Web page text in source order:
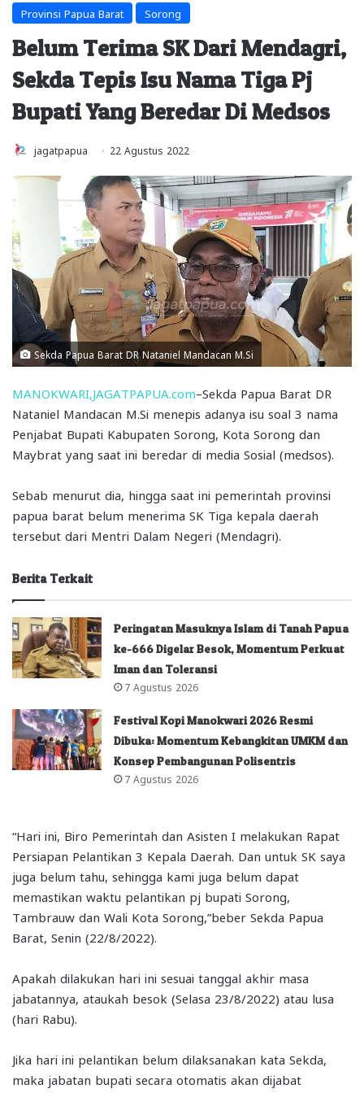
Provinsi Papua Barat Sorong
Belum Terima SK Dari Mendagri,
Sekda Tepis Isu Nama Tiga Pj
Bupati Yang Beredar Di Medsos
jagatpapua 22 Agustus 2022
Sekda Papua Barat DR Nataniel Mandacan M.Si
MANOKWARI,JAGATPAPUA.com–Sekda Papua Barat DR
Nataniel Mandacan M.Si menepis adanya isu soal 3 nama
Penjabat Bupati Kabupaten Sorong, Kota Sorong dan
Maybrat yang saat ini beredar di media Sosial (medsos).
Sebab menurut dia, hingga saat ini pemerintah provinsi
papua barat belum menerima SK Tiga kepala daerah
tersebut dari Mentri Dalam Negeri (Mendagri).
Berita Terkait
Peringatan Masuknya Islam di Tanah Papua
ke-666 Digelar Besok, Momentum Perkuat
Iman dan Toleransi
7 Agustus 2026
Festival Kopi Manokwari 2026 Resmi
Dibuka: Momentum Kebangkitan UMKM dan
Konsep Pembangunan Polisentris
7 Agustus 2026
“Hari ini, Biro Pemerintah dan Asisten I melakukan Rapat
Persiapan Pelantikan 3 Kepala Daerah. Dan untuk SK saya
juga belum tahu, sehingga kami juga belum dapat
memastikan waktu pelantikan pj bupati Sorong,
Tambrauw dan Wali Kota Sorong,”beber Sekda Papua
Barat, Senin (22/8/2022).
Apakah dilakukan hari ini sesuai tanggal akhir masa
jabatannya, ataukah besok (Selasa 23/8/2022) atau lusa
(hari Rabu).
Jika hari ini pelantikan belum dilaksanakan kata Sekda,
maka jabatan bupati secara otomatis akan dijabat